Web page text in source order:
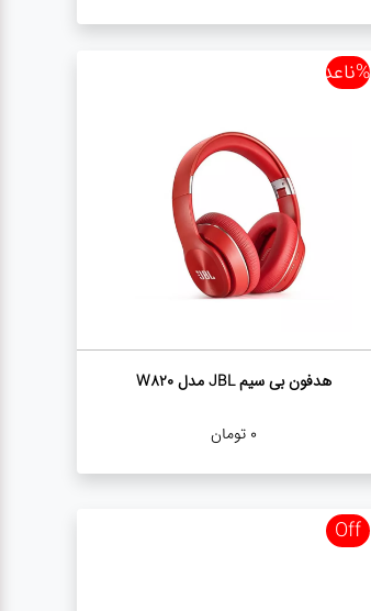
%ناعدد
هدفون بی سیم JBL مدل W820
0 تومان
Off